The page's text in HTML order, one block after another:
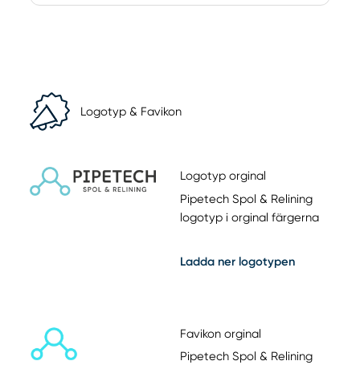
Logotyp & Favikon
Logotyp orginal
Pipetech Spol & Relining
logotyp i orginal färgerna
Ladda ner logotypen
Favikon orginal
Pipetech Spol & Relining